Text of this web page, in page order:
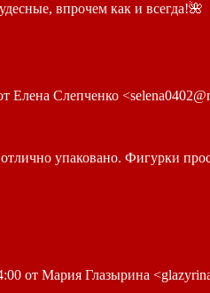
впрочем как и всегда!🌺
Елена Слепченко
упаковано. Фигурки
от Мария Глазырина